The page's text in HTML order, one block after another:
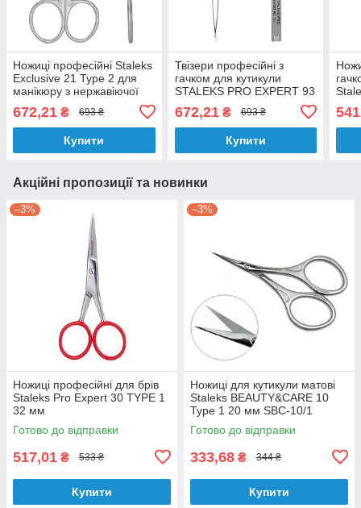
Ножиці професійні Staleks
Exclusive 21 Type 2 для
манікюру з нержавіючої
672,21 ₴ 693 ₴
Купити
Твізери професійні з
гачком для кутикули
STALEKS PRO EXPERT 93
672,21₴ 693 ₴
Купити
Акційні пропозиції та новинки
–3%
Ножиці професійні для брів
Staleks Pro Expert 30 TYPE 1
32 мм
Готово до відправки
517,01 ₴ 533 ₴
Купити
–3%
Ножиці для кутикули матові
Staleks BEAUTY&CARE 10
Type 1 20 мм SBC-10/1
Готово до відправки
333,68 ₴ 344 ₴
Купити